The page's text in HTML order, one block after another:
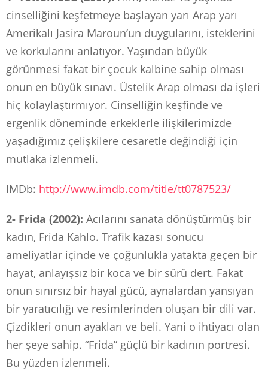
cinselliğini keşfetmeye başlayan yarı Arap yarı
Amerikalı Jasira Maroun’un duygularını, isteklerini
ve korkularını anlatıyor. Yaşından büyük
görünmesi fakat bir çocuk kalbine sahip olması
onun en büyük sınavı. Üstelik Arap olması da işleri
hiç kolaylaştırmıyor. Cinselliğin keşfinde ve
ergenlik döneminde erkeklerle ilişkilerimizde
yaşadığımız çelişkilere cesaretle değindiği için
mutlaka izlenmeli.
IMDb: http://www.imdb.com/title/tt0787523/
2- Frida (2002): Acılarını sanata dönüştürmüş bir
kadın, Frida Kahlo. Trafik kazası sonucu
ameliyatlar içinde ve çoğunlukla yatakta geçen bir
hayat, anlayışsız bir koca ve bir sürü dert. Fakat
onun sınırsız bir hayal gücü, aynalardan yansıyan
bir yaratıcılığı ve resimlerinden oluşan bir dili var.
Çizdikleri onun ayakları ve beli. Yani o ihtiyacı olan
her şeye sahip. “Frida” güçlü bir kadının portresi.
Bu yüzden izlenmeli.